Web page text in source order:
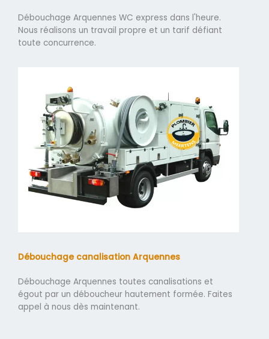
Débouchage Arquennes WC express dans l'heure.
Nous réalisons un travail propre et un tarif défiant
toute concurrence.
Débouchage canalisation Arquennes
Débouchage Arquennes toutes canalisations et
égout par un déboucheur hautement formée. Faites
appel à nous dès maintenant.